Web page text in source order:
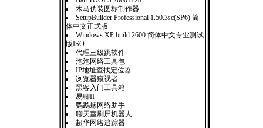
木马伪装图标制作器
SetupBuilder Professional 1.50.3sc(SP6) 简
体中文正式版
Windows XP build 2600 简体中文专业测试
版ISO
代理三级跳软件
泡泡网络工具包
IP地址查找定位器
浏览器窥视者
黑客入门工具箱
易聊II
鹦鹉螺网络助手
聊天室刷屏机器人
超华网络追踪器